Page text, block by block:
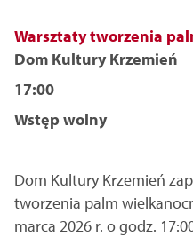
Warsztaty tworzenia
Dom Kultury Krzemień
17:00
Wstęp wolny
Dom Kultury Krzemień
tworzenia palm
marca 2026 r. o godz.